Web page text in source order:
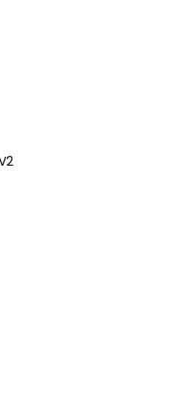
10ML 18MG